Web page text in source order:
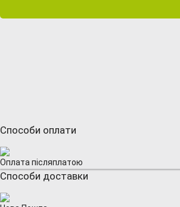
Способи оплати
Оплата післяплатою
Способи доставки